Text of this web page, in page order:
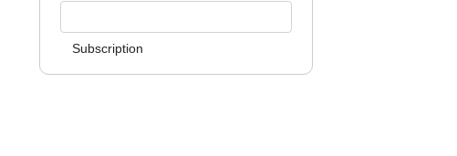
Subscription